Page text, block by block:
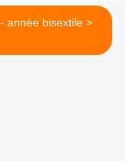
2024 - année bisextile >